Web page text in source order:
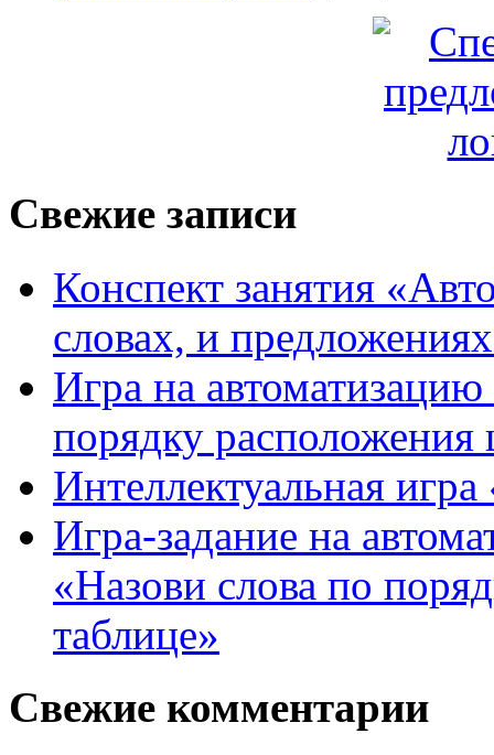
Свежие записи
Конспект занятия
словах, и
Игра на
порядку расположения
Интеллектуальная игра
Игра-задание на
«Назови слова по
таблице»
Свежие комментарии